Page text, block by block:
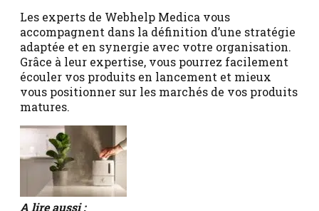
Les experts de Webhelp Medica vous
accompagnent dans la définition d’une stratégie
adaptée et en synergie avec votre organisation.
Grâce à leur expertise, vous pourrez facilement
écouler vos produits en lancement et mieux
vous positionner sur les marchés de vos produits
matures.
A lire aussi :